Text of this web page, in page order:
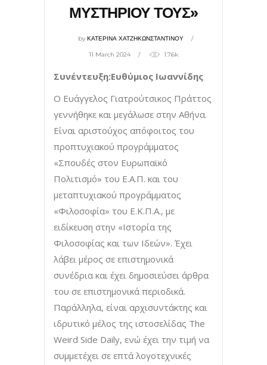
ΜΥΣΤΗΡΙΟΥ ΤΟΥΣ»
byΚΑΤΕΡΙΝΑ ΧΑΤΖΗΚΩΝΣΤΑΝΤΙΝΟΥ
11 March 2024 1.76k
Συνέντευξη:Ευθύμιος Ιωαννίδης
Ο Ευάγγελος Γιατρούτσικος Πράττος
γεννήθηκε και µεγάλωσε στην Αθήνα.
Είναι αριστούχος απόφοιτος του
προπτυχιακού προγράµµατος
«Σπουδές στον Ευρωπαϊκό
Πολιτισµό» του Ε.Α.Π. και του
µεταπτυχιακού προγράµµατος
«Φιλοσοφία» του Ε.Κ.Π.Α., µε
ειδίκευση στην «Ιστορία της
Φιλοσοφίας και των Ιδεών». Έχει
λάβει µέρος σε επιστηµονικά
συνέδρια και έχει δηµοσιεύσει άρθρα
του σε επιστηµονικά περιοδικά.
Παράλληλα, είναι αρχισυντάκτης και
ιδρυτικό µέλος της ιστοσελίδας The
Weird Side Daily, ενώ έχει την τιµή να
συµµετέχει σε επτά λογοτεχνικές